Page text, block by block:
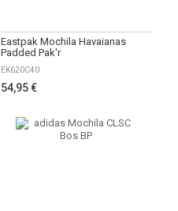
Eastpak Mochila Havaianas
Padded Pak'r
EK620C40
54,95 €